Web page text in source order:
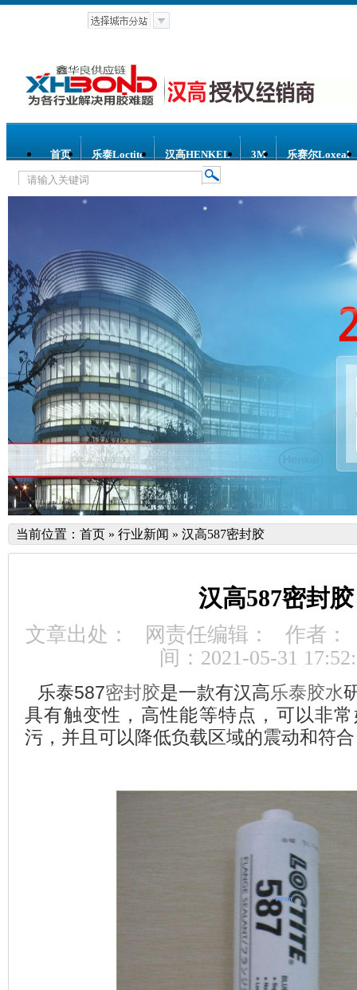
首页 乐泰Loctite 汉高HENKEL 3M 乐赛尔Loxeal
热门关键词： 乐泰胶水 汉高胶水 乐赛尔胶水 3M胶水
当前位置： 首页 » 行业新闻 » 汉高587密封胶
汉高587密封胶
文章出处： 网责任编辑：
作者：
间：2021-05-31
乐泰587密封胶是一款有汉高乐泰胶水
具有触变性，高性能等特点，可以非
污，并且可以降低负载区域的震动和符合